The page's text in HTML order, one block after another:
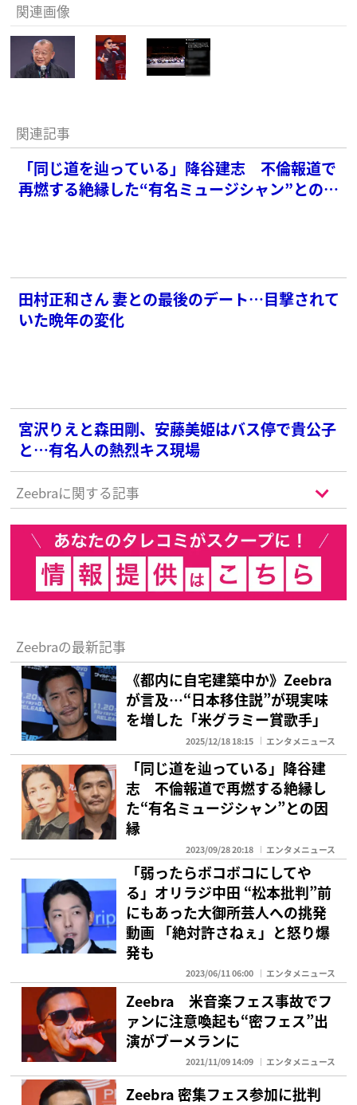
関連画像
関連記事
「同じ道を辿っている」降谷建志 不倫報道で
再燃する絶縁した“有名ミュージシャン”との因
田村正和さん 妻との最後のデート…目撃されて
いた晩年の変化
宮沢りえと森田剛、安藤美姫はバス停で貴公子
と…有名人の熱烈キス現場
Zeebraに関する記事
Zeebraの最新記事
《都内に自宅建築中か》Zeebra
が言及…“日本移住説”が現実味
を増した「米グラミー賞歌手」
2025/12/18 18:15 エンタメニュース
「同じ道を辿っている」降谷建
志 不倫報道で再燃する絶縁し
た“有名ミュージシャン”との因
縁
2023/09/28 20:18 エンタメニュース
「弱ったらボコボコにしてや
る」オリラジ中田 “松本批判”前
にもあった大御所芸人への挑発
動画 「絶対許さねぇ」と怒り爆
発も
2023/06/11 06:00 エンタメニュース
Zeebra 米音楽フェス事故でフ
ァンに注意喚起も“密フェス”出
演がブーメランに
2021/11/09 14:09 エンタメニュース
Zeebra 密集フェス参加に批判